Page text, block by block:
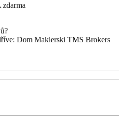
Dom Maklerski TMS Brokers